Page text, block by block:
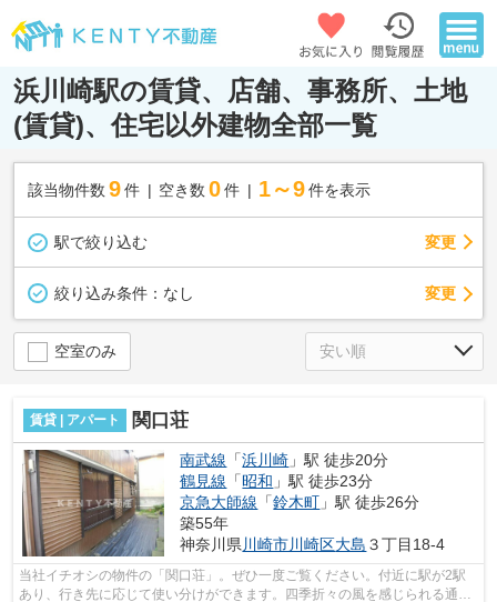
浜川崎駅の賃貸、店舗、事務所、土地
(賃貸)、住宅以外建物全部一覧
該当物件数 9件 空き数 0 件 1～9 件を表示
駅で絞り込む 変更
絞り込み条件： なし 変更
空室のみ
賃貸 | アパート 関口荘
南武線 「浜川崎 」駅 徒歩20分
鶴見線 「昭和 」駅 徒歩23分
京急大師線 「鈴木町 」駅 徒歩26分
築55年
神奈川県川崎市川崎区大島 ３丁目18-4
当社イチオシの物件の「関口荘」。ぜひ一度ご覧ください。付近に駅が2駅
あり、行き先に応じて使い分けができます。四季折々の風を感じられる通風